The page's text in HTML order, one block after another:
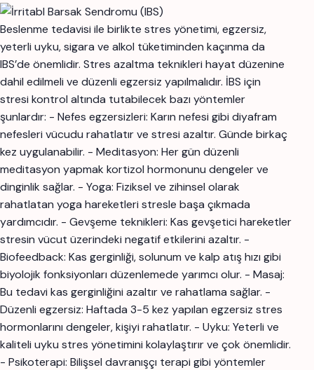
Beslenme tedavisi ile birlikte stres yönetimi, egzersiz,
yeterli uyku, sigara ve alkol tüketiminden kaçınma da
IBS’de önemlidir. Stres azaltma teknikleri hayat düzenine
dahil edilmeli ve düzenli egzersiz yapılmalıdır. İBS için
stresi kontrol altında tutabilecek bazı yöntemler
şunlardır: - Nefes egzersizleri: Karın nefesi gibi diyafram
nefesleri vücudu rahatlatır ve stresi azaltır. Günde birkaç
kez uygulanabilir. - Meditasyon: Her gün düzenli
meditasyon yapmak kortizol hormonunu dengeler ve
dinginlik sağlar. - Yoga: Fiziksel ve zihinsel olarak
rahatlatan yoga hareketleri stresle başa çıkmada
yardımcıdır. - Gevşeme teknikleri: Kas gevşetici hareketler
stresin vücut üzerindeki negatif etkilerini azaltır. -
Biofeedback: Kas gerginliği, solunum ve kalp atış hızı gibi
biyolojik fonksiyonları düzenlemede yarımcı olur. - Masaj:
Bu tedavi kas gerginliğini azaltır ve rahatlama sağlar. -
Düzenli egzersiz: Haftada 3-5 kez yapılan egzersiz stres
hormonlarını dengeler, kişiyi rahatlatır. - Uyku: Yeterli ve
kaliteli uyku stres yönetimini kolaylaştırır ve çok önemlidir.
- Psikoterapi: Bilişsel davranışçı terapi gibi yöntemler